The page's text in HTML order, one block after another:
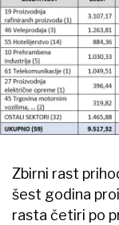
Zbirni rast
šest godina
rasta četiri po